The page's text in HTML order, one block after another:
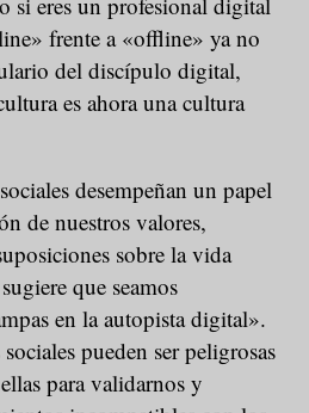
frente a «offline» ya no
del discípulo digital,
es ahora una cultura
desempeñan un papel
de nuestros valores,
sobre la vida
que seamos
en la autopista digital».
pueden ser peligrosas
para validarnos y